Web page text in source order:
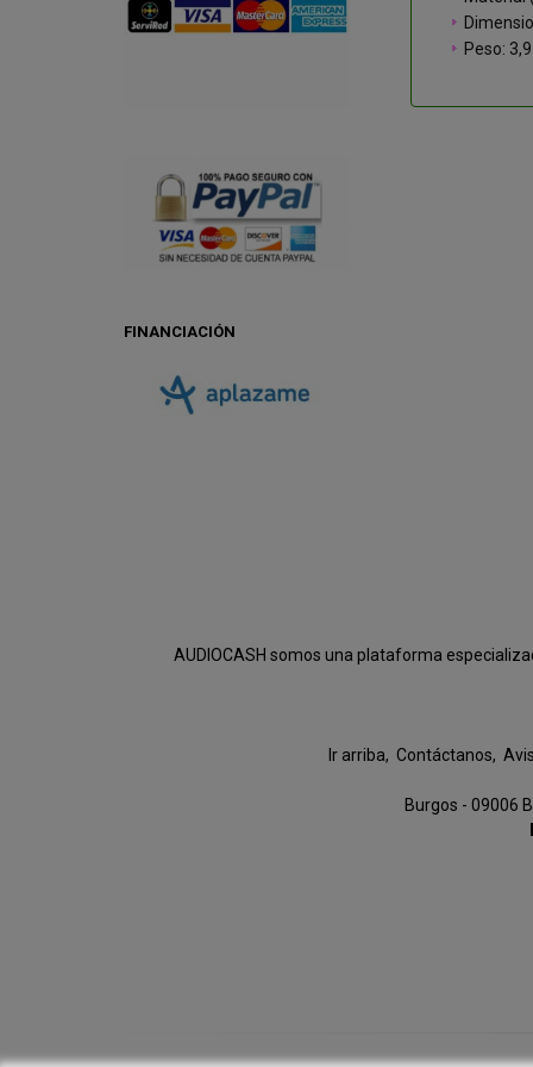
FINANCIACIÓN
Peso: 3,9
AUDIOCASH somos una plataforma
Ir arriba Contáctanos
Burgos - 09006